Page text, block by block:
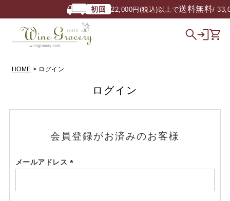
初回 22,000円(税込)以上で送料無料/
HOME ログイン
ログイン
会員登録がお済みのお客様
メールアドレス
須)